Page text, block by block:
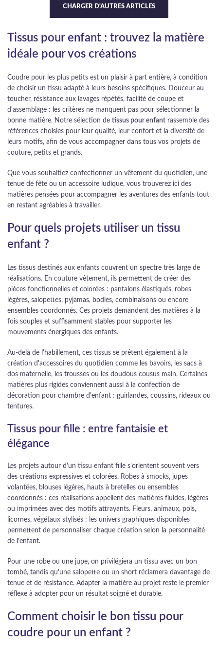
CHARGER D'AUTRES ARTICLES
Tissus pour enfant : trouvez la matière
idéale pour vos créations
Coudre pour les plus petits est un plaisir à part entière, à condition
de choisir un tissu adapté à leurs besoins spécifiques. Douceur au
toucher, résistance aux lavages répétés, facilité de coupe et
d'assemblage : les critères ne manquent pas pour sélectionner la
bonne matière. Notre sélection de tissus pour enfant rassemble des
références choisies pour leur qualité, leur confort et la diversité de
leurs motifs, afin de vous accompagner dans tous vos projets de
couture, petits et grands.
Que vous souhaitiez confectionner un vêtement du quotidien, une
tenue de fête ou un accessoire ludique, vous trouverez ici des
matières pensées pour accompagner les aventures des enfants tout
en restant agréables à travailler.
Pour quels projets utiliser un tissu
enfant ?
Les tissus destinés aux enfants couvrent un spectre très large de
réalisations. En couture vêtement, ils permettent de créer des
pièces fonctionnelles et colorées : pantalons élastiqués, robes
légères, salopettes, pyjamas, bodies, combinaisons ou encore
ensembles coordonnés. Ces projets demandent des matières à la
fois souples et suffisamment stables pour supporter les
mouvements énergiques des enfants.
Au-delà de l'habillement, ces tissus se prêtent également à la
création d'accessoires du quotidien comme les bavoirs, les sacs à
dos maternelle, les trousses ou les doudous cousus main. Certaines
matières plus rigides conviennent aussi à la confection de
décoration pour chambre d'enfant : guirlandes, coussins, rideaux ou
tentures.
Tissus pour fille : entre fantaisie et
élégance
Les projets autour d'un tissu enfant fille s'orientent souvent vers
des créations expressives et colorées. Robes à smocks, jupes
volantées, blouses légères, hauts à bretelles ou ensembles
coordonnés : ces réalisations appellent des matières fluides, légères
ou imprimées avec des motifs attrayants. Fleurs, animaux, pois,
licornes, végétaux stylisés : les univers graphiques disponibles
permettent de personnaliser chaque création selon la personnalité
de l'enfant.
Pour une robe ou une jupe, on privilégiera un tissu avec un bon
tombé, tandis qu'une salopette ou un short réclamera davantage de
tenue et de résistance. Adapter la matière au projet reste le premier
réflexe à adopter pour un résultat soigné et durable.
Comment choisir le bon tissu pour
coudre pour un enfant ?